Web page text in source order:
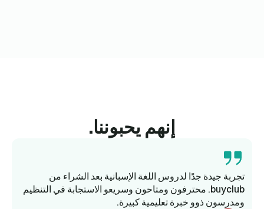
إنهم يحبوننا.
تجربة جيدة جدًا لدروس اللغة الإسبانية بعد الشراء من
buyclub. محترفون ومتاحون وسريعو الاستجابة في التنظيم
ومدرسون ذوو خبرة تعليمية كبيرة.